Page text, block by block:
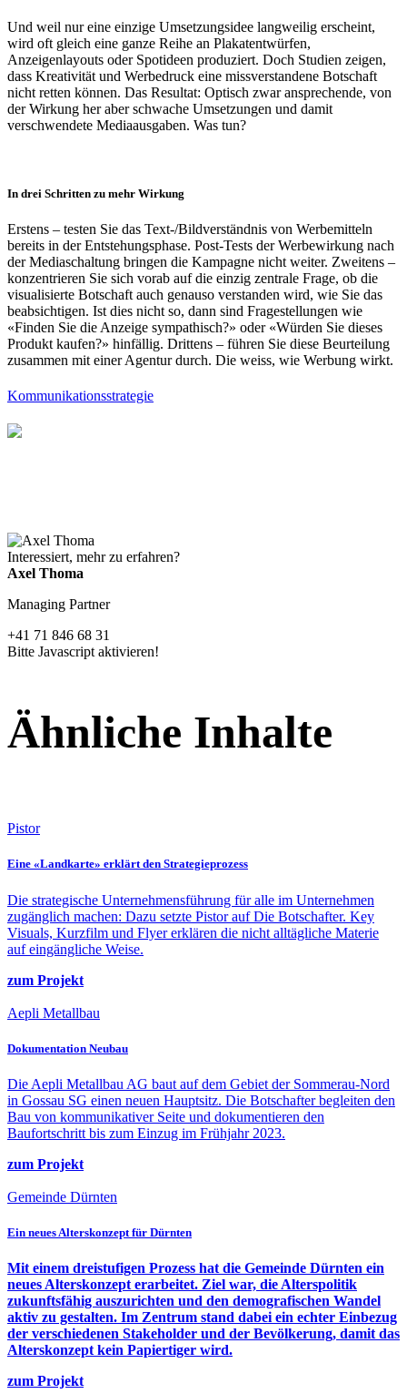
Und weil nur eine einzige Umsetzungsidee langweilig erscheint,
wird oft gleich eine ganze Reihe an Plakatentwürfen,
Anzeigenlayouts oder Spotideen produziert. Doch Studien zeigen,
dass Kreativität und Werbedruck eine missverstandene Botschaft
nicht retten können. Das Resultat: Optisch zwar ansprechende, von
der Wirkung her aber schwache Umsetzungen und damit
verschwendete Mediaausgaben. Was tun?
In drei Schritten zu mehr Wirkung
Erstens – testen Sie das Text-/Bildverständnis von Werbemitteln
bereits in der Entstehungsphase. Post-Tests der Werbewirkung nach
der Mediaschaltung bringen die Kampagne nicht weiter. Zweitens –
konzentrieren Sie sich vorab auf die einzig zentrale Frage, ob die
visualisierte Botschaft auch genauso verstanden wird, wie Sie das
beabsichtigen. Ist dies nicht so, dann sind Fragestellungen wie
«Finden Sie die Anzeige sympathisch?» oder «Würden Sie dieses
Produkt kaufen?» hinfällig. Drittens – führen Sie diese Beurteilung
zusammen mit einer Agentur durch. Die weiss, wie Werbung wirkt.
Kommunikationsstrategie
Interessiert, mehr zu erfahren?
Axel Thoma
Managing Partner
+41 71 846 68 31
Bitte Javascript aktivieren!
Ähnliche Inhalte
Pistor
Eine «Landkarte» erklärt den Strategieprozess
Die strategische Unternehmensführung für alle im Unternehmen
zugänglich machen: Dazu setzte Pistor auf Die Botschafter. Key
Visuals, Kurzfilm und Flyer erklären die nicht alltägliche Materie
auf eingängliche Weise.
zum Projekt
Aepli Metallbau
Dokumentation Neubau
Die Aepli Metallbau AG baut auf dem Gebiet der Sommerau-Nord
in Gossau SG einen neuen Hauptsitz. Die Botschafter begleiten den
Bau von kommunikativer Seite und dokumentieren den
Baufortschritt bis zum Einzug im Frühjahr 2023.
zum Projekt
Gemeinde Dürnten
Ein neues Alterskonzept für Dürnten
Mit einem dreistufigen Prozess hat die Gemeinde Dürnten ein
neues Alterskonzept erarbeitet. Ziel war, die Alterspolitik
zukunftsfähig auszurichten und den demografischen Wandel
aktiv zu gestalten. Im Zentrum stand dabei ein echter Einbezug
der verschiedenen Stakeholder und der Bevölkerung, damit das
Alterskonzept kein Papiertiger wird.
zum Projekt